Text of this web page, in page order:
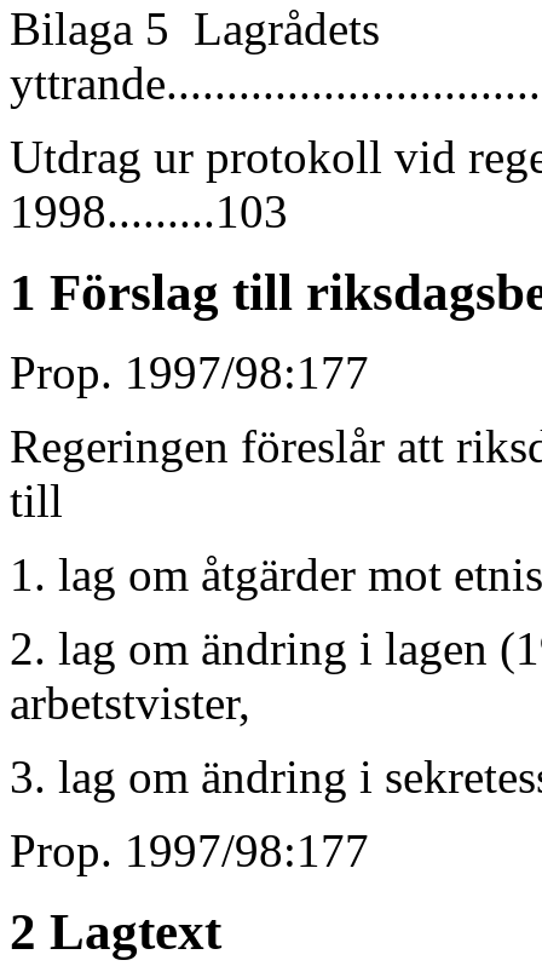
Bilaga 5 Lagrådets
Utdrag ur protokoll vid
1998.........103
1 Förslag till
Prop. 1997/98:177
Regeringen föreslår att
till
1. lag om åtgärder mot
2. lag om ändring i lagen
arbetstvister,
3. lag om ändring i
Prop. 1997/98:177
2 Lagtext